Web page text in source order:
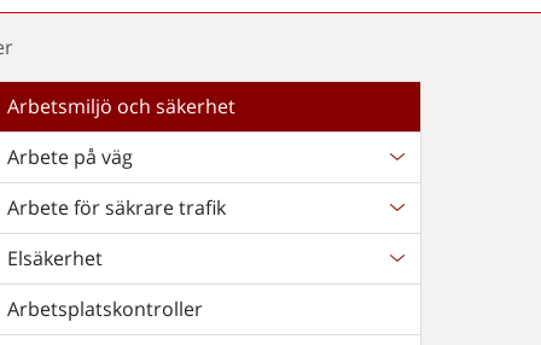
Arbetsmiljö och säkerhet
Arbete på väg
Arbete för säkrare trafik
Elsäkerhet
Arbetsplatskontroller